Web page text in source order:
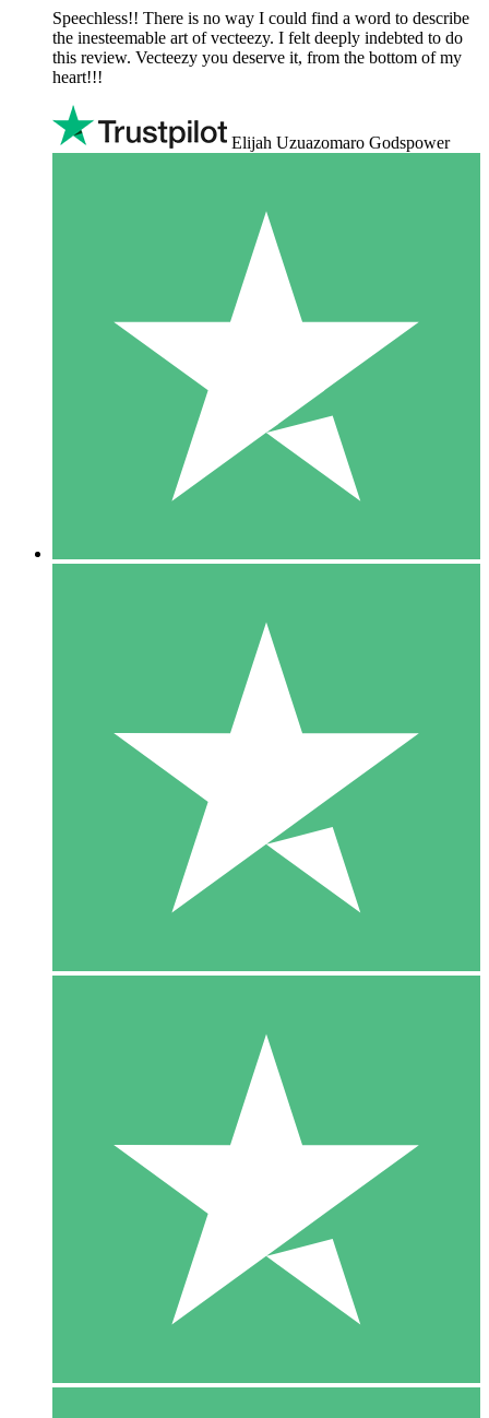
Speechless!! There is no way I could find a word to describe
the inesteemable art of vecteezy. I felt deeply indebted to do
this review. Vecteezy you deserve it, from the bottom of my
heart!!!
Elijah Uzuazomaro Godspower